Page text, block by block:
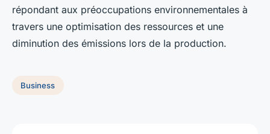
répondant aux préoccupations environnementales à
travers une optimisation des ressources et une
diminution des émissions lors de la production.
Business